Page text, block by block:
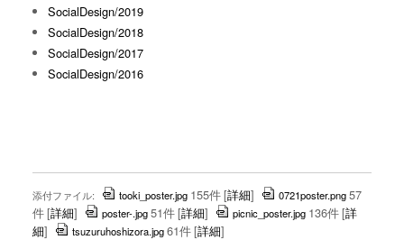
SocialDesign/2019
SocialDesign/2018
SocialDesign/2017
SocialDesign/2016
添付ファイル: tooki_poster.jpg 155件[詳細] 0721poster.png57
件[詳細] poster-.jpg51件[詳細] picnic_poster.jpg 136件[詳
細] tsuzuruhoshizora.jpg61件[詳細]